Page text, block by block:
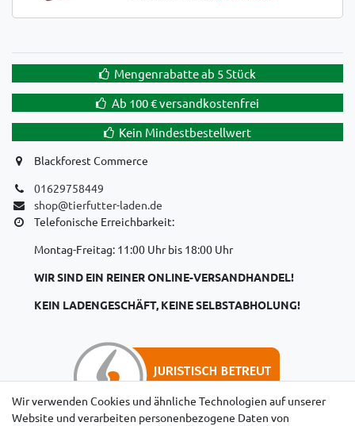
Mengenrabatte ab 5 Stück
Ab 100 € versandkostenfrei
Kein Mindestbestellwert
Blackforest Commerce
01629758449
shop@tierfutter-laden.de
Telefonische Erreichbarkeit:
Montag-Freitag: 11:00 Uhr bis 18:00 Uhr
WIR SIND EIN REINER ONLINE-VERSANDHANDEL!
KEIN LADENGESCHÄFT, KEINE SELBSTABHOLUNG!
Wir verwenden Cookies und ähnliche Technologien auf unserer
Website und verarbeiten personenbezogene Daten von